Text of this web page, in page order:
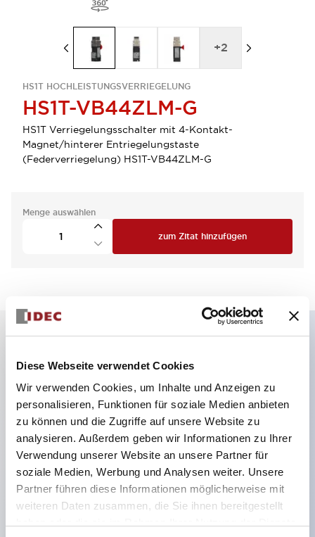
Diese Webseite verwendet Cookies
Wir verwenden Cookies, um Inhalte und Anzeigen zu
personalisieren, Funktionen für soziale Medien anbieten
zu können und die Zugriffe auf unsere Website zu
analysieren. Außerdem geben wir Informationen zu Ihrer
Verwendung unserer Website an unsere Partner für
soziale Medien, Werbung und Analysen weiter. Unsere
Partner führen diese Informationen möglicherweise mit
weiteren Daten zusammen, die Sie ihnen bereitgestellt
HS1T HOCHLEISTUNGSVERRIEGELUNG
HS1T-VB44ZLM-G
HS1T Verriegelungsschalter mit 4-Kontakt-
Magnet/hinterer Entriegelungstaste
(Federverriegelung) HS1T-VB44ZLM-G
+2
Menge auswählen
zum Zitat hinzufügen
Hauptmerkmale
4 Kontakte 1NC, 1NO und 2NC,
Federverriegelung, Entriegelungstaste hinten
Kleinster in der Branche mit 5000N
Verriegelungskraft
Federklemmenanschluss verhindert das Lockern
der Drähte
Energieeffizienter Solenoidverbrauch von 200mA